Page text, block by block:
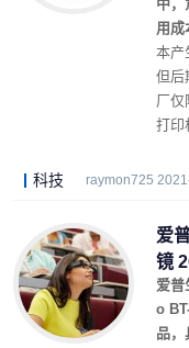
中，
用成
本产
但后
厂仅
打印
科技 raymon725
爱
镜
爱普
o
品，